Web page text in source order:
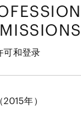
可和登录
年）